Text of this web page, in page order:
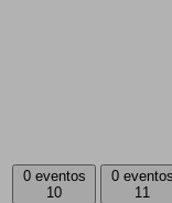
0 eventos
10
0 eventos
11